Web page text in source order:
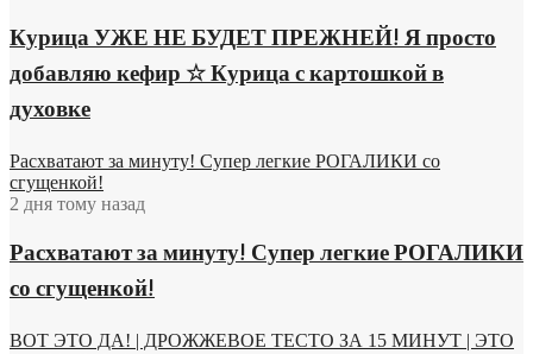
Курица УЖЕ НЕ БУДЕТ ПРЕЖНЕЙ! Я просто
добавляю кефир ☆ Курица с картошкой в
духовке
Расхватают за минуту! Супер легкие РОГАЛИКИ со
сгущенкой!
2 дня тому назад
Расхватают за минуту! Супер легкие РОГАЛИКИ
со сгущенкой!
ВОТ ЭТО ДА! | ДРОЖЖЕВОЕ ТЕСТО ЗА 15 МИНУТ | ЭТО